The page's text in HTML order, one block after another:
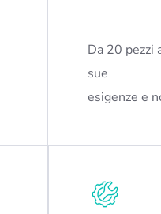
Da 20 pezzi
sue
esigenze e